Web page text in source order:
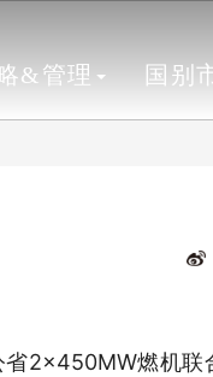
&管理 国别
省2×450MW燃机联